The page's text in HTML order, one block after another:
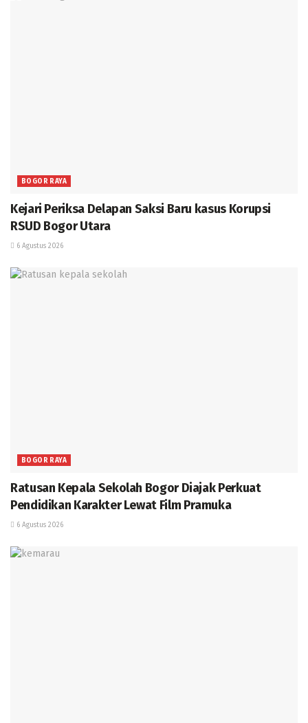
BOGOR RAYA
Kejari Periksa Delapan Saksi Baru kasus Korupsi
RSUD Bogor Utara
6 Agustus 2026
BOGOR RAYA
Ratusan Kepala Sekolah Bogor Diajak Perkuat
Pendidikan Karakter Lewat Film Pramuka
6 Agustus 2026